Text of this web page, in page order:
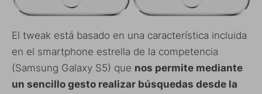
El tweak está basado en una característica incluida
en el smartphone estrella de la competencia
(Samsung Galaxy S5) que nos permite mediante
un sencillo gesto realizar búsquedas desde la